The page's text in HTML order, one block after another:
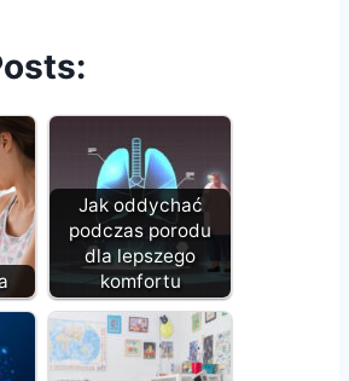
Jak oddychać
podczas porodu
dla lepszego
komfortu